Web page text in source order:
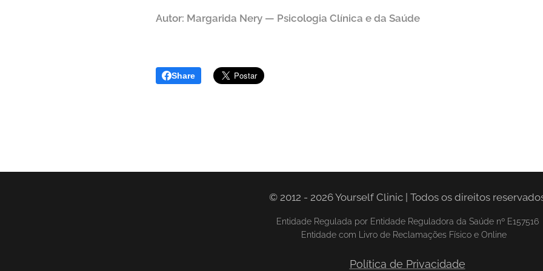
Autor: Margarida Nery — Psicologia Clínica e da Saúde
Share
© 2012 - 2026 Yourself Clinic | Todos os direitos
Entidade Regulada por Entidade Reguladora da Saúde nº E157516
Entidade com Livro de Reclamações Físico e Online
Política de Privacidade